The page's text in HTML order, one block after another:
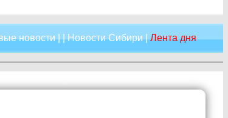
новости| |Новости Сибири|Лента дня